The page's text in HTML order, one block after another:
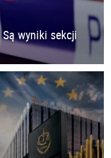
wyniki sekcji